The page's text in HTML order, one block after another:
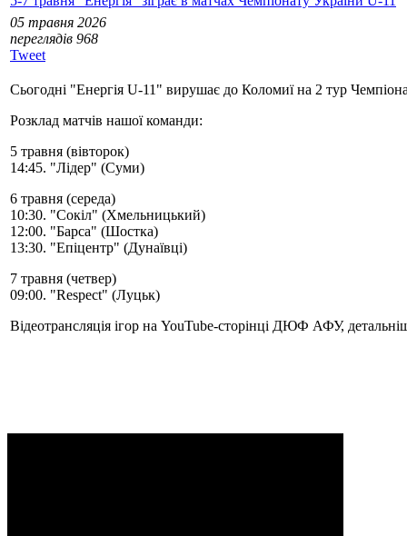
05 травня 2026
переглядiв 968
Tweet
Сьогодні "Енергія U-11" вирушає до Коломиї на 2 тур
Розклад матчів нашої команди:
5 травня (вівторок)
14:45. "Лідер" (Суми)
6 травня (середа)
10:30. "Сокіл" (Хмельницький)
12:00. "Барса" (Шостка)
13:30. "Епіцентр" (Дунаївці)
7 травня (четвер)
09:00. "Respect" (Луцьк)
Відеотрансляція ігор на YouTube-сторінці ДЮФ АФУ,